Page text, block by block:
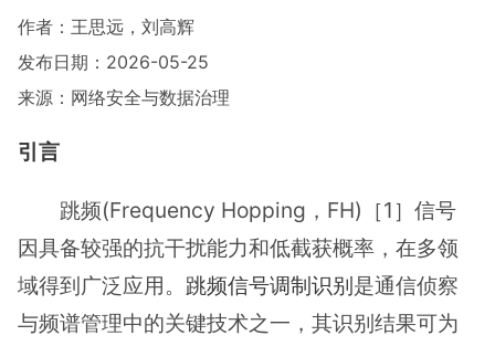
作者：王思远，刘高辉
发布日期：2026-05-25
来源：网络安全与数据治理
引言
跳频(Frequency Hopping，FH)［1］信号
因具备较强的抗干扰能力和低截获概率，在多领
域得到广泛应用。 跳频信号调制识别是通信侦察
与频谱管理中的关键技术之一，其识别结果可为